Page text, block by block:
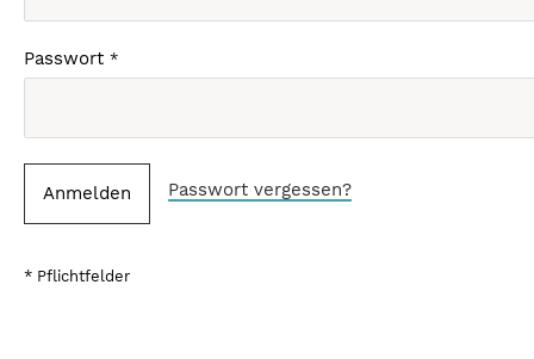
Passwort
Anmelden Passwort vergessen?